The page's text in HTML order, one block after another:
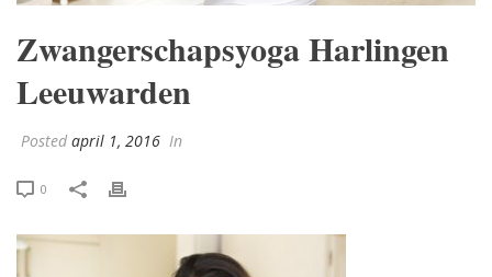
Zwangerschapsyoga Harlingen
Leeuwarden
Posted april 1, 2016 In
0